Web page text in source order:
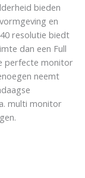
bieden
en
resolutie biedt
dan een Full
perfecte monitor
neemt
multi monitor